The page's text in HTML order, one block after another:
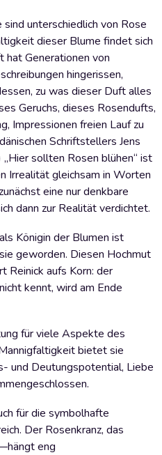
unterschiedlich von Rose
dieser Blume findet sich
Generationen von
hingerissen,
zu was dieser Duft alles
Geruchs, dieses Rosendufts,
Impressionen freien Lauf zu
Schriftstellers Jens
sollten Rosen blühen“ ist
Irrealität gleichsam in Worten
eine nur denkbare
dann zur Realität verdichtet.
Königin der Blumen ist
geworden. Diesen Hochmut
Reinick aufs Korn: der
kennt, wird am Ende
für viele Aspekte des
bietet sie
und Deutungspotential, Liebe
für die symbolhafte
Der Rosenkranz, das
eng